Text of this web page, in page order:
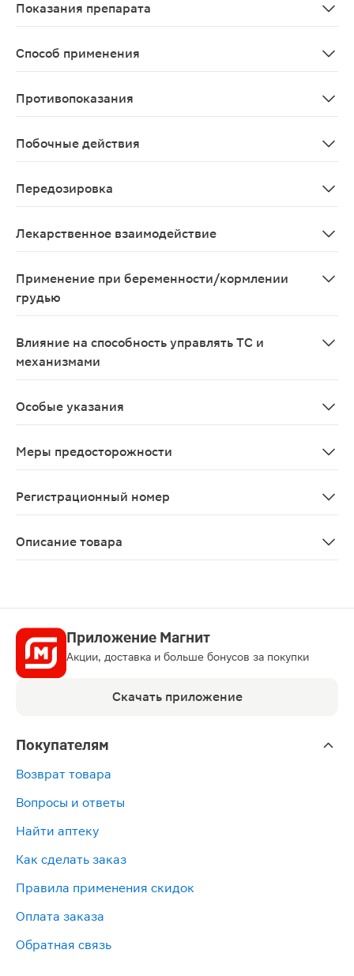
Показания препарата
Способ применения
Противопоказания
Побочные действия
Передозировка
Лекарственное взаимодействие
Применение при беременности/кормлении
грудью
Влияние на способность управлять ТС и
механизмами
Особые указания
Меры предосторожности
Регистрационный номер
Описание товара
Приложение Магнит
Акции, доставка и больше бонусов за покупки
Скачать приложение
Покупателям
Возврат товара
Вопросы и ответы
Найти аптеку
Как сделать заказ
Правила применения скидок
Оплата заказа
Обратная связь